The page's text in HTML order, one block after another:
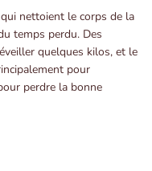
qui nettoient le corps de la
temps perdu. Des
quelques kilos, et le
pour
perdre la bonne